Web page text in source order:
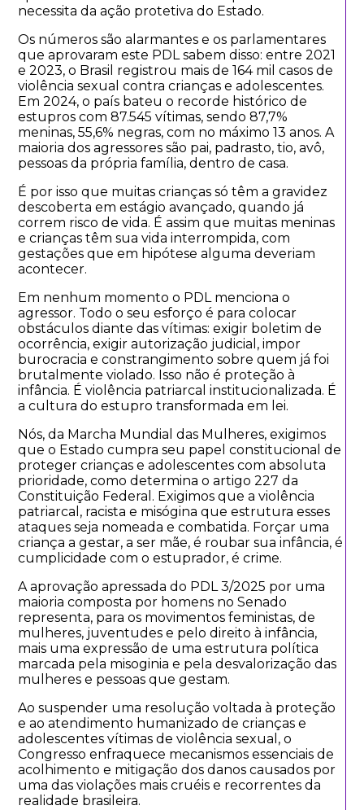
necessita da ação protetiva do Estado.
Os números são alarmantes e os parlamentares
que aprovaram este PDL sabem disso: entre 2021
e 2023, o Brasil registrou mais de 164 mil casos de
violência sexual contra crianças e adolescentes.
Em 2024, o país bateu o recorde histórico de
estupros com 87.545 vítimas, sendo 87,7%
meninas, 55,6% negras, com no máximo 13 anos. A
maioria dos agressores são pai, padrasto, tio, avô,
pessoas da própria família, dentro de casa.
É por isso que muitas crianças só têm a gravidez
descoberta em estágio avançado, quando já
correm risco de vida. É assim que muitas meninas
e crianças têm sua vida interrompida, com
gestações que em hipótese alguma deveriam
acontecer.
Em nenhum momento o PDL menciona o
agressor. Todo o seu esforço é para colocar
obstáculos diante das vítimas: exigir boletim de
ocorrência, exigir autorização judicial, impor
burocracia e constrangimento sobre quem já foi
brutalmente violado. Isso não é proteção à
infância. É violência patriarcal institucionalizada. É
a cultura do estupro transformada em lei.
Nós, da Marcha Mundial das Mulheres, exigimos
que o Estado cumpra seu papel constitucional de
proteger crianças e adolescentes com absoluta
prioridade, como determina o artigo 227 da
Constituição Federal. Exigimos que a violência
patriarcal, racista e misógina que estrutura esses
ataques seja nomeada e combatida. Forçar uma
criança a gestar, a ser mãe, é roubar sua infância, é
cumplicidade com o estuprador, é crime.
A aprovação apressada do PDL 3/2025 por uma
maioria composta por homens no Senado
representa, para os movimentos feministas, de
mulheres, juventudes e pelo direito à infância,
mais uma expressão de uma estrutura política
marcada pela misoginia e pela desvalorização das
mulheres e pessoas que gestam.
Ao suspender uma resolução voltada à proteção
e ao atendimento humanizado de crianças e
adolescentes vítimas de violência sexual, o
Congresso enfraquece mecanismos essenciais de
acolhimento e mitigação dos danos causados por
uma das violações mais cruéis e recorrentes da
realidade brasileira.